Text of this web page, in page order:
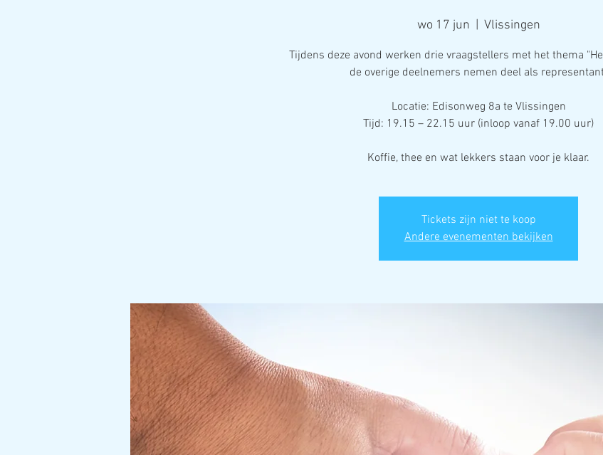
wo 17 jun Vlissingen
Tijdens deze avond werken drie vraagstellers met het thema
de overige deelnemers nemen deel als
Locatie: Edisonweg 8a te Vlissingen
Tijd: 19.15 – 22.15 uur (inloop vanaf 19.00 uur)
Koffie, thee en wat lekkers staan voor je klaar.
Tickets zijn niet te koop
Andere evenementen bekijken